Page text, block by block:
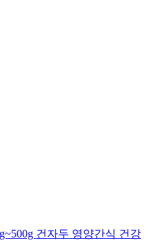
건자두 영양간식 건강